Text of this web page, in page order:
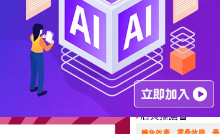
國際級品牌課程|優惠通知|霹靂英雄音樂精選|